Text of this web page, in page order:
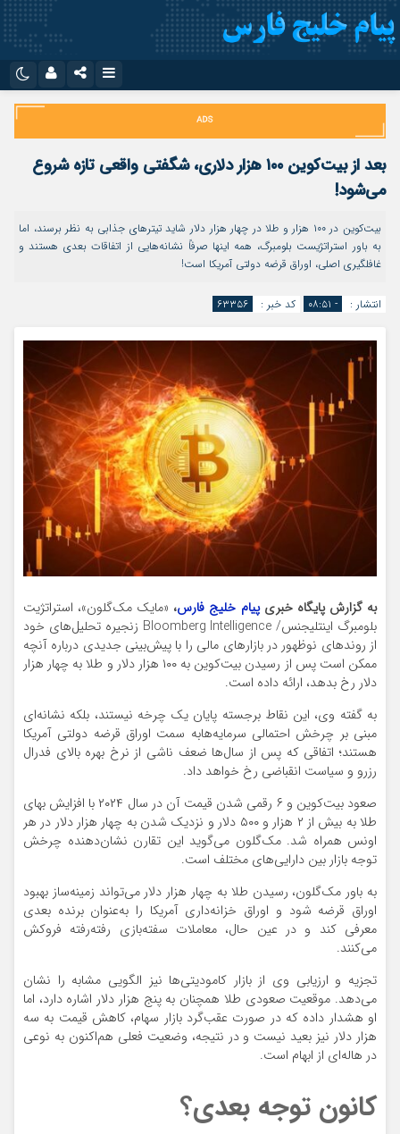
اینستاگرام
تلگرام
سروش
ایتا
آپارات
اپلیکیشن
نام کاربری یا نشانی ایمیل
رمز عبور
مرا به خاطر بسپار
بعد از بیت‌کوین ۱۰۰ هزار دلاری، شگفتی واقعی تازه شروع
می‌شود!
بیت‌کوین در ۱۰۰ هزار و طلا در چهار هزار دلار شاید تیترهای جذابی به نظر برسند، اما
به باور استراتژیست بلومبرگ، همه اینها صرفاً نشانه‌هایی از اتفاقات بعدی هستند و
غافلگیری اصلی، اوراق قرضه دولتی آمریکا است!
انتشار : - ۰۸:۵۱ کد خبر : ۶۳۳۵۶
به گزارش پایگاه خبریپیام خلیج فارس، «مایک مک‌گلون»، استراتژیت
بلومبرگ اینتلیجنس/ Bloomberg Intelligence زنجیره تحلیل‌های خود
از روندهای نوظهور در بازارهای مالی را با پیش‌بینی جدیدی درباره آنچه
ممکن است پس از رسیدن بیت‌کوین به ۱۰۰ هزار دلار و طلا به چهار هزار
دلار رخ بدهد، ارائه داده است.
به گفته وی، این نقاط برجسته پایان یک چرخه نیستند، بلکه نشانه‌ای
مبنی بر چرخش احتمالی سرمایه‌هابه سمت اوراق قرضه دولتی آمریکا
هستند؛ اتفاقی که پس از سال‌ها ضعف ناشی از نرخ‌ بهره بالای فدرال
رزرو و سیاست انقباضی رخ خواهد داد.
صعود بیت‌کوین و ۶ رقمی شدن قیمت آن در سال ۲۰۲۴ با افزایش بهای
طلا به بیش از ۲ هزار و ۵۰۰ دلار و نزدیک شدن به چهار هزار دلار در هر
اونس همراه شد. مک‌گلون می‌گوید این تقارن نشان‌دهنده چرخش
توجه بازار بین دارایی‌های مختلف است.
به باور مک‌گلون، رسیدن طلا به چهار هزار دلار می‌تواند زمینه‌ساز بهبود
اوراق قرضه شود و اوراق خزانه‌داری آمریکا را به‌عنوان برنده بعدی
معرفی کند و در عین حال، معاملات سفته‌بازی رفته‌رفته فروکش
می‌کنند.
تجزیه و ارزیابی وی از بازار کامودیتی‌ها نیز الگویی مشابه را نشان
می‌دهد. موقعیت صعودی طلا همچنان به پنج هزار دلار اشاره دارد، اما
او هشدار داده که در صورت عقب‌گرد بازار سهام، کاهش قیمت به سه
هزار دلار نیز بعید نیست و در نتیجه، وضعیت فعلی هم‌اکنون به نوعی
در هاله‌ای از ابهام است.
کانون توجه بعدی؟